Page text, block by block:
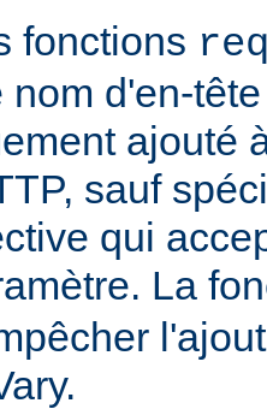
fonctions
nom d'en-
ajouté
sauf
qui
La